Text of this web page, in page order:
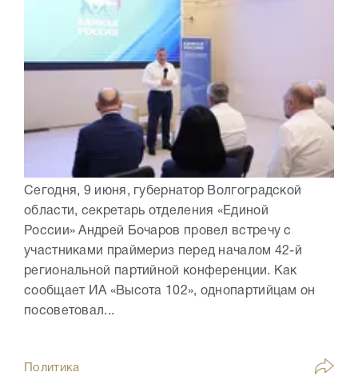
Сегодня, 9 июня, губернатор Волгоградской
области, секретарь отделения «Единой
России» Андрей Бочаров провел встречу с
участниками праймериз перед началом 42-й
региональной партийной конференции. Как
сообщает ИА «Высота 102», однопартийцам он
посоветовал...
Политика